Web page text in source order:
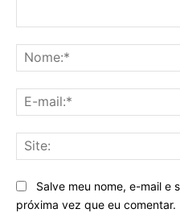
Salve meu nome, e-mail e
próxima vez que eu comentar.